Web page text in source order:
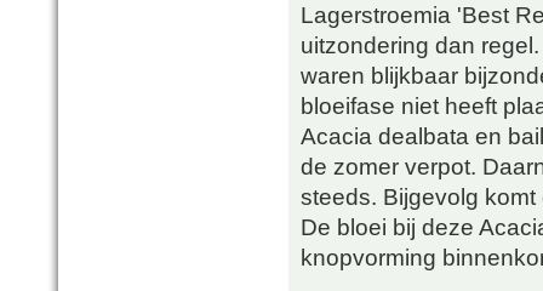
Lagerstroemia 'Best
uitzondering dan
waren blijkbaar
bloeifase niet heeft
Acacia dealbata en
de zomer verpot.
steeds. Bijgevolg
De bloei bij deze
knopvorming